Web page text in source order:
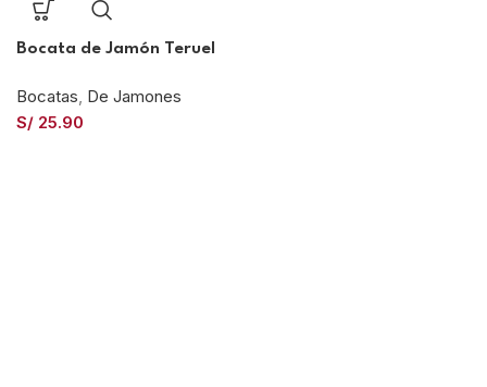
Bocata de Jamón Teruel
Bocatas De Jamones
S/ 25.90